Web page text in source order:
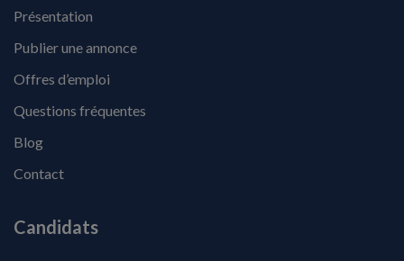
Présentation
Publier une annonce
Offres d’emploi
Questions fréquentes
Blog
Contact
Candidats